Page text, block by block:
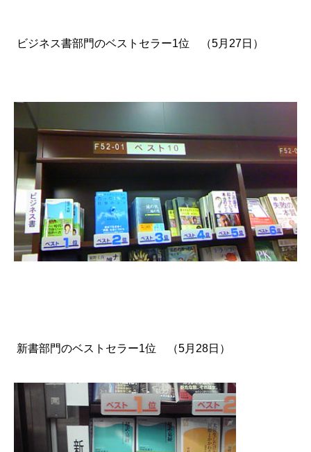
ビジネス書部門のベストセラー1位 （5月27日）
新書部門のベストセラー1位 （5月28日）